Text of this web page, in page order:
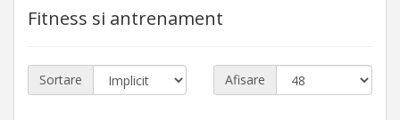
Fitness si antrenament
Sortare Afisare